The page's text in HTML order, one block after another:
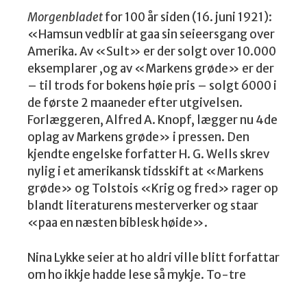
Morgenbladetfor 100 år siden (16. juni 1921):
«Hamsun vedblir at gaa sin seieersgang over
Amerika. Av «Sult» er der solgt over 10.000
eksemplarer ,og av «Markens grøde» er der
– til trods for bokens høie pris – solgt 6000 i
de første 2 maaneder efter utgivelsen.
Forlæggeren, Alfred A. Knopf, lægger nu 4de
oplag av Markens grøde» i pressen. Den
kjendte engelske forfatter H. G. Wells skrev
nylig i et amerikansk tidsskift at «Markens
grøde» og Tolstois «Krig og fred» rager op
blandt literaturens mesterverker og staar
«paa en næsten biblesk høide».
Nina Lykke seier at ho aldri ville blitt forfattar
om ho ikkje hadde lese så mykje. To-tre